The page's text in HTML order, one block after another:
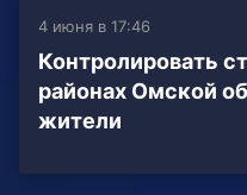
4 июня в 17:46
Контролировать
районах Омской
жители